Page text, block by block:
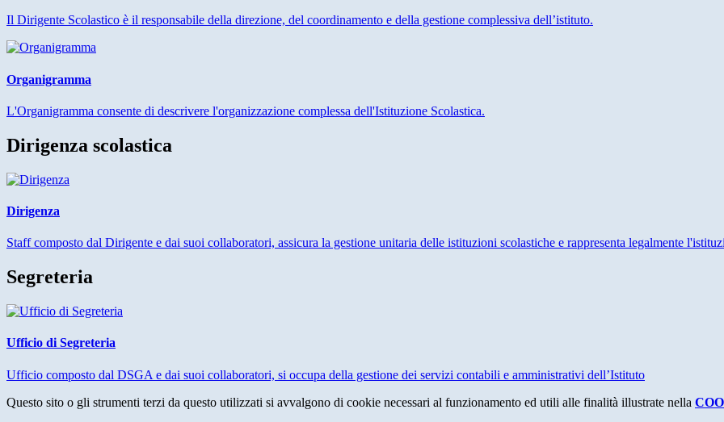
Il Dirigente Scolastico è il responsabile della direzione, del coordinamento e della gestione complessiva dell’istituto.
Organigramma
L'Organigramma consente di descrivere l'organizzazione complessa dell'Istituzione Scolastica.
Dirigenza scolastica
Dirigenza
Staff composto dal Dirigente e dai suoi collaboratori, assicura la gestione unitaria delle istituzioni scolastiche e rappresenta legalmente
Segreteria
Ufficio di Segreteria
Ufficio composto dal DSGA e dai suoi collaboratori, si occupa della gestione dei servizi contabili e amministrativi dell’Istituto
Questo sito o gli strumenti terzi da questo utilizzati si avvalgono di cookie necessari al funzionamento ed utili alle finalità illustrate nella